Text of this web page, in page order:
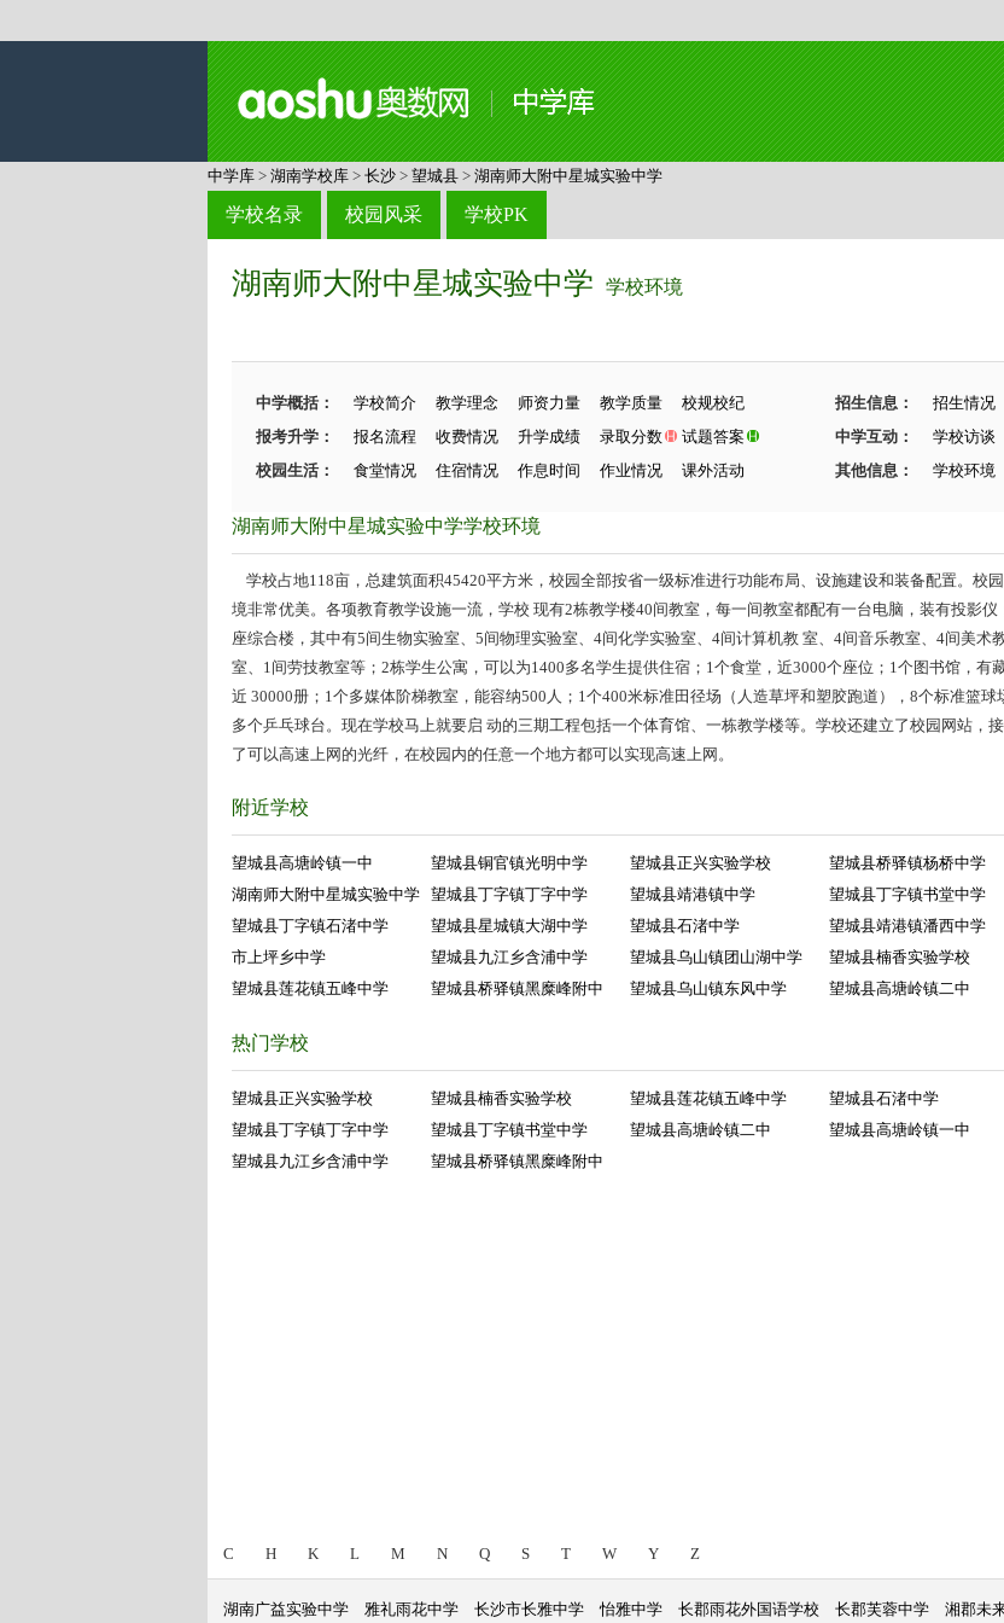
中学库 > 湖南学校库 > 长沙 > 望城县 > 湖南师大附中星城实验中学
学校名录 校园风采 学校PK
湖南师大附中星城实验中学 学校环境
中学概括： 学校简介 教学理念 师资力量 教学质量 校规校纪 招生信息： 招生情况
报考升学：
报名流程 收费情况 升学成绩 录取分数 试题答案 中学互动： 学校访谈
校园生活：
食堂情况 住宿情况 作息时间 作业情况 课外活动 其他信息： 学校环境
湖南师大附中星城实验中学学校环境
学校占地118亩，总建筑面积45420平方米，校园全部按省一级标准进行功能布局、设施建设和装备配置。校
境非常优美。各项教育教学设施一流，学校 现有2栋教学楼40间教室，每一间教室都配有一台电脑，装有投影仪
座综合楼，其中有5间生物实验室、5间物理实验室、4间化学实验室、4间计算机教 室、4间音乐教室、4间美术
室、1间劳技教室等；2栋学生公寓，可以为1400多名学生提供住宿；1个食堂，近3000个座位；1个图书馆，有
近 30000册；1个多媒体阶梯教室，能容纳500人；1个400米标准田径场（人造草坪和塑胶跑道），8个标准篮球
多个乒乓球台。现在学校马上就要启 动的三期工程包括一个体育馆、一栋教学楼等。学校还建立了校园网站，
了可以高速上网的光纤，在校园内的任意一个地方都可以实现高速上网。
附近学校
望城县高塘岭镇一中 望城县铜官镇光明中学 望城县正兴实验学校
望城县桥驿镇杨桥中学
湖南师大附中星城实验中学 望城县丁字镇丁字中学 望城县靖港镇中学
望城县丁字镇书堂中学
望城县丁字镇石渚中学
望城县星城镇大湖中学 望城县石渚中学
望城县靖港镇潘西中学
市上坪乡中学
望城县九江乡含浦中学 望城县乌山镇团山湖中学
望城县楠香实验学校
望城县莲花镇五峰中学
望城县桥驿镇黑糜峰附中 望城县乌山镇东风中学 望城县高塘岭镇二中
热门学校
望城县正兴实验学校 望城县楠香实验学校 望城县莲花镇五峰中学
望城县石渚中学
望城县丁字镇丁字中学
望城县丁字镇书堂中学 望城县高塘岭镇二中
望城县高塘岭镇一中
望城县九江乡含浦中学
望城县桥驿镇黑糜峰附中
C H K L M N Q S T W Y Z
湖南广益实验中学 雅礼雨花中学 长沙市长雅中学 怡雅中学 长郡雨花外国语学校 长郡芙蓉中学 湘郡未